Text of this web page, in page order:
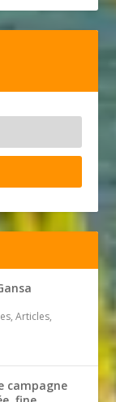
Articles,
campagne